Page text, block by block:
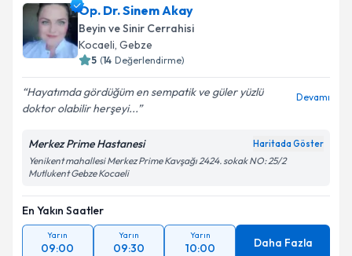
Op. Dr. Sinem Akay
Beyin ve Sinir Cerrahisi
Kocaeli, Gebze
5 (14 Değerlendirme)
Hayatımda gördüğüm en sempatik ve güler yüzlü
doktor olabilir herşeyi...
Devamı
Merkez Prime Hastanesi Haritada Göster
Yenikent mahallesi Merkez Prime Kavşağı 2424. sokak NO: 25/2
Mutlukent Gebze Kocaeli
En Yakın Saatler
Yarın
09:00
Yarın
09:30
Yarın
10:00 Daha Fazla